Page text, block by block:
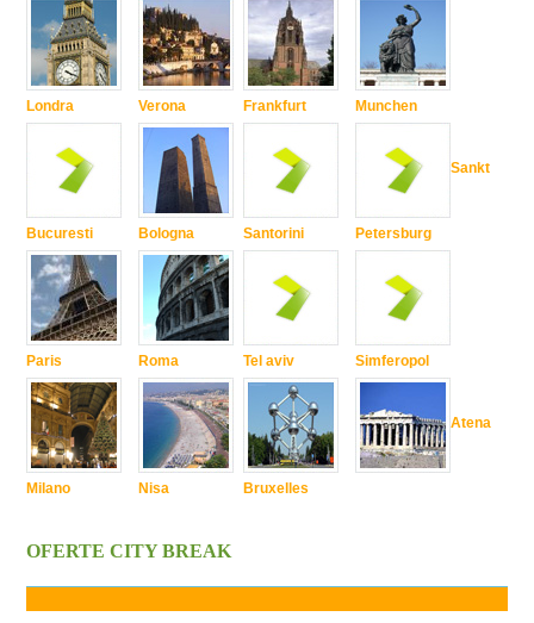
Londra
Bucuresti
Paris
Milano
Verona
Bologna
Roma
Nisa
Frankfurt
Santorini
Tel aviv
Bruxelles
Munchen
Sankt
Petersburg
Simferopol
Atena
OFERTE CITY BREAK